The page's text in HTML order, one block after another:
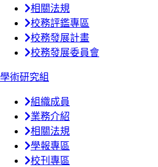
相關法規
校務評鑑專區
校務發展計畫
校務發展委員會
學術研究組
組織成員
業務介紹
相關法規
學報專區
校刊專區